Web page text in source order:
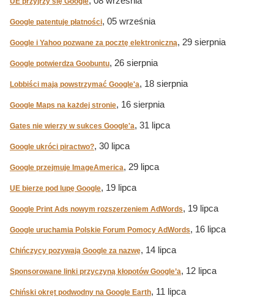
Google patentuje płatności, 05 września
Google i Yahoo pozwane za pocztę elektroniczną, 29 sierpnia
Google potwierdza Goobuntu, 26 sierpnia
Lobbiści mają powstrzymać Google'a, 18 sierpnia
Google Maps na każdej stronie, 16 sierpnia
Gates nie wierzy w sukces Google'a, 31 lipca
Google ukróci piractwo?, 30 lipca
Google przejmuje ImageAmerica, 29 lipca
UE bierze pod lupę Google, 19 lipca
Google Print Ads nowym rozszerzeniem AdWords, 19 lipca
Google uruchamia Polskie Forum Pomocy AdWords, 16 lipca
Chińczycy pozywają Google za nazwę, 14 lipca
Sponsorowane linki przyczyną kłopotów Google’a, 12 lipca
Chiński okręt podwodny na Google Earth, 11 lipca